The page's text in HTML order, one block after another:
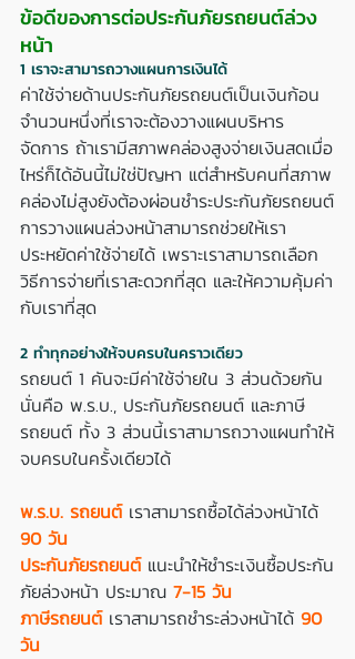
ข้อดีของการต่อประกันภัยรถยนต์ล่วง
หน้า
1 เราจะสามารถวางแผนการเงินได้
ค่าใช้จ่ายด้านประกันภัยรถยนต์เป็นเงินก้อน
จำนวนหนึ่งที่เราจะต้องวางแผนบริหาร
จัดการ ถ้าเรามีสภาพคล่องสูงจ่ายเงินสดเมื่อ
ไหร่ก็ได้อันนี้ไม่ใช่ปัญหา แต่สำหรับคนที่สภาพ
คล่องไม่สูงยังต้องผ่อนชำระประกันภัยรถยนต์
การวางแผนล่วงหน้าสามารถช่วยให้เรา
ประหยัดค่าใช้จ่ายได้ เพราะเราสามารถเลือก
วิธีการจ่ายที่เราสะดวกที่สุด และให้ความคุ้มค่า
กับเราที่สุด
2 ทำทุกอย่างให้จบครบในคราวเดียว
รถยนต์ 1 คันจะมีค่าใช้จ่ายใน 3 ส่วนด้วยกัน
นั่นคือ พ.ร.บ., ประกันภัยรถยนต์ และภาษี
รถยนต์ ทั้ง 3 ส่วนนี้เราสามารถวางแผนทำให้
จบครบในครั้งเดียวได้
พ.ร.บ. รถยนต์ เราสามารถซื้อได้ล่วงหน้าได้
90 วัน
ประกันภัยรถยนต์ แนะนำให้ชำระเงินซื้อประกัน
ภัยล่วงหน้า ประมาณ 7-15 วัน
ภาษีรถยนต์ เราสามารถชำระล่วงหน้าได้ 90
วัน